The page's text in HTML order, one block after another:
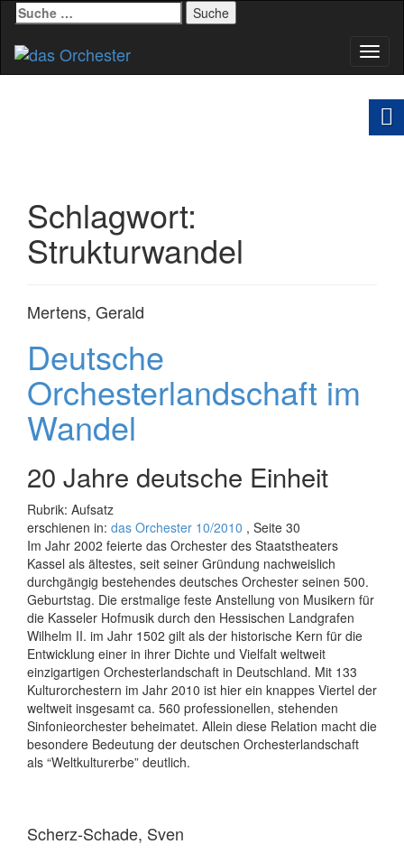
Suche
nach:
Schlagwort:
Strukturwandel
Mertens, Gerald
Deutsche
Orchesterlandschaft im
Wandel
20 Jahre deutsche Einheit
Rubrik: Aufsatz
erschienen in: das Orchester 10/2010 , Seite 30
Im Jahr 2002 feierte das Orchester des Staatstheaters
Kassel als ältestes, seit seiner Gründung nachweislich
durchgängig bestehendes deutsches Orchester seinen 500.
Geburtstag. Die erstmalige feste Anstellung von Musikern für
die Kasseler Hofmusik durch den Hessischen Landgrafen
Wilhelm II. im Jahr 1502 gilt als der historische Kern für die
Entwicklung einer in ihrer Dichte und Vielfalt weltweit
einzigartigen Orchesterlandschaft in Deutschland. Mit 133
Kulturorchestern im Jahr 2010 ist hier ein knappes Viertel der
weltweit insgesamt ca. 560 professionellen, stehenden
Sinfonieorchester beheimatet. Allein diese Relation macht die
besondere Bedeutung der deutschen Orchesterlandschaft
als “Weltkulturerbe” deutlich.
Scherz-Schade, Sven